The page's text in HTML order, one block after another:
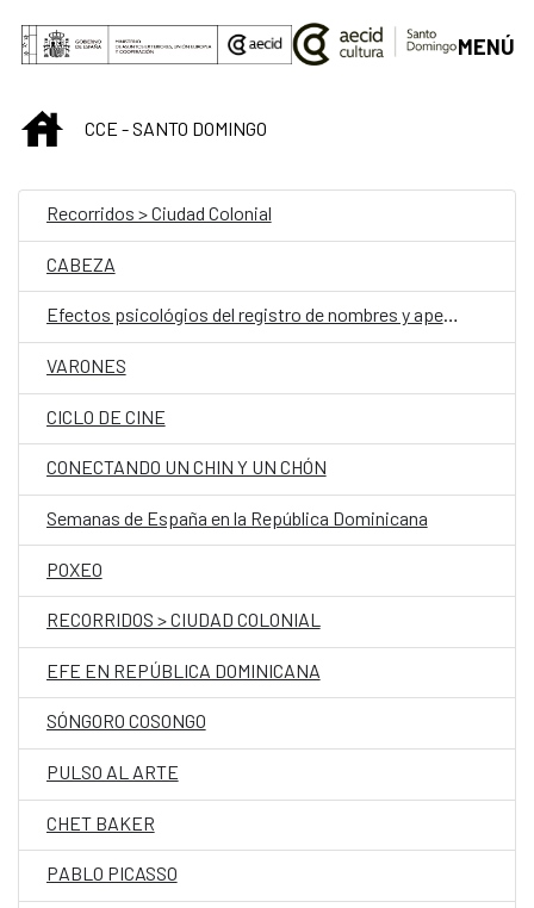
Saltar al contenido principal
MENÚ
INICIOCCE - SANTO DOMINGO
Recorridos > Ciudad Colonial
CABEZA
Efectos psicológios del registro de nombres y apellidos
VARONES
CICLO DE CINE
CONECTANDO UN CHIN Y UN CHÓN
Semanas de España en la República Dominicana
POXEO
RECORRIDOS > CIUDAD COLONIAL
EFE EN REPÚBLICA DOMINICANA
SÓNGORO COSONGO
PULSO AL ARTE
CHET BAKER
PABLO PICASSO